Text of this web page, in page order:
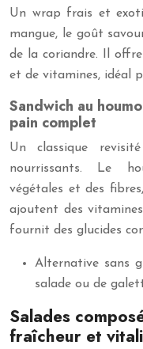
Un wrap frais et
mangue, le goût
de la coriandre. Il
et de vitamines, idéal
Sandwich au
pain complet
Un classique
nourrissants. Le
végétales et des
ajoutent des
fournit des glucides
Alternative sans
salade ou de
Salades
fraîcheur et